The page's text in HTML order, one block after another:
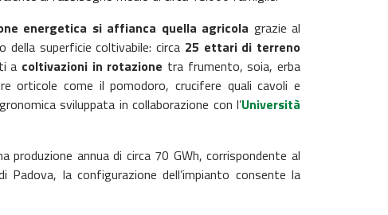
energetica si affianca quella agricola grazie al
della superficie coltivabile: circa 25 ettari di terreno
a coltivazioni in rotazione tra frumento, soia, erba
orticole come il pomodoro, crucifere quali cavoli e
sviluppata in collaborazione con l’Università
produzione annua di circa 70 GWh, corrispondente al
la configurazione dell’impianto consente la